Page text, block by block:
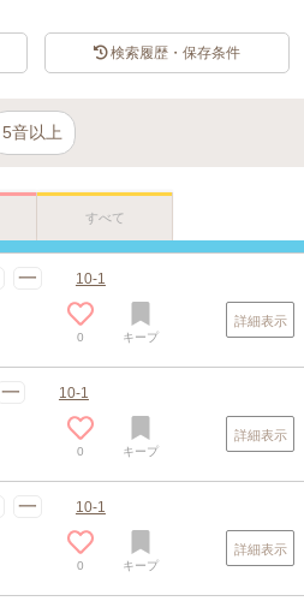
検索履歴・保存条件
5音以上
すべて
一 10-1
0 キープ
詳細表示
一 10-1
0 キープ
詳細表示
一 10-1
0 キープ
詳細表示